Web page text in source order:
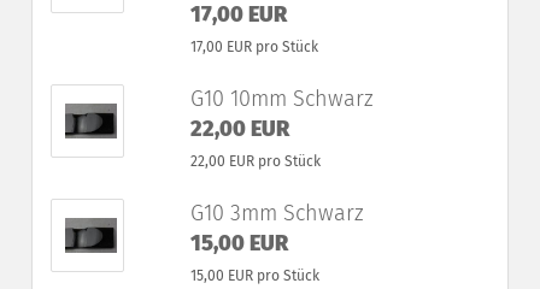
17,00 EUR
17,00 EUR pro Stück
G10 10mm Schwarz
22,00 EUR
22,00 EUR pro Stück
G10 3mm Schwarz
15,00 EUR
15,00 EUR pro Stück